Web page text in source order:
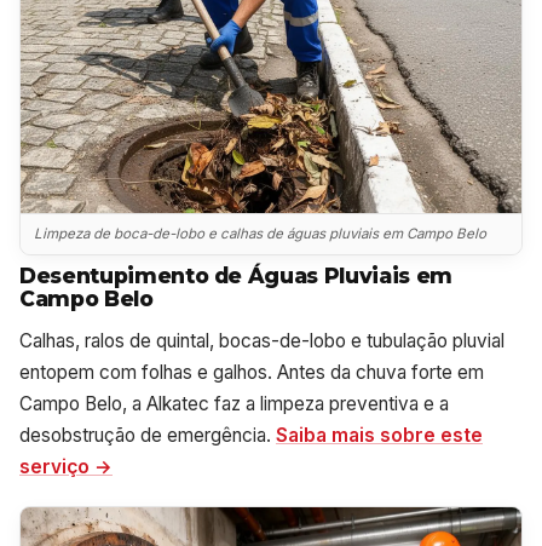
Limpeza de boca-de-lobo e calhas de águas pluviais em Campo Belo
Desentupimento de Águas Pluviais em
Campo Belo
Calhas, ralos de quintal, bocas-de-lobo e tubulação pluvial
entopem com folhas e galhos. Antes da chuva forte em
Campo Belo, a Alkatec faz a limpeza preventiva e a
desobstrução de emergência. Saiba mais sobre este
serviço →